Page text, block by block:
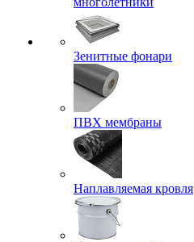
Зенитные фонари
ПВХ мембраны
Наплавляемая кровля